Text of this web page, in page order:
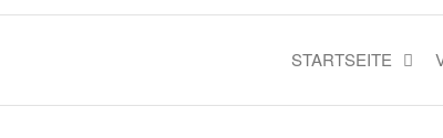
STARTSEITE